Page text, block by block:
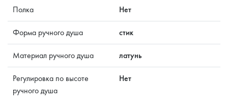
Полка Нет
Форма ручного душа стик
Материал ручного душа латунь
Регулировка по высоте
ручного душа
Нет